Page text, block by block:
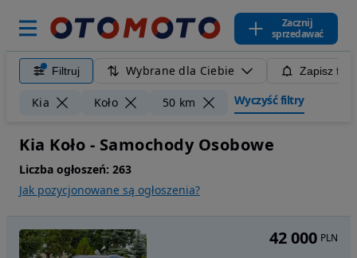
Zacznij
sprzedawać
Filtruj Wybrane dla Ciebie Zapisz
Kia Koło 50 km Wyczyść filtry
Kia Koło - Samochody Osobowe
Liczba ogłoszeń: 263
Jak pozycjonowane są ogłoszenia?
42 000 PLN